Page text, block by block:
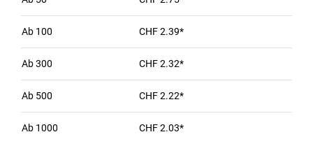
Ab 100 CHF 2.39*
Ab300 CHF 2.32*
Ab 500 CHF 2.22*
Ab 1000 CHF 2.03*